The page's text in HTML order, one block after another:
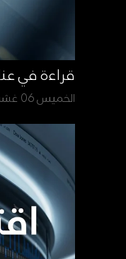
قراءة في
الخميس 06 غشت 2026